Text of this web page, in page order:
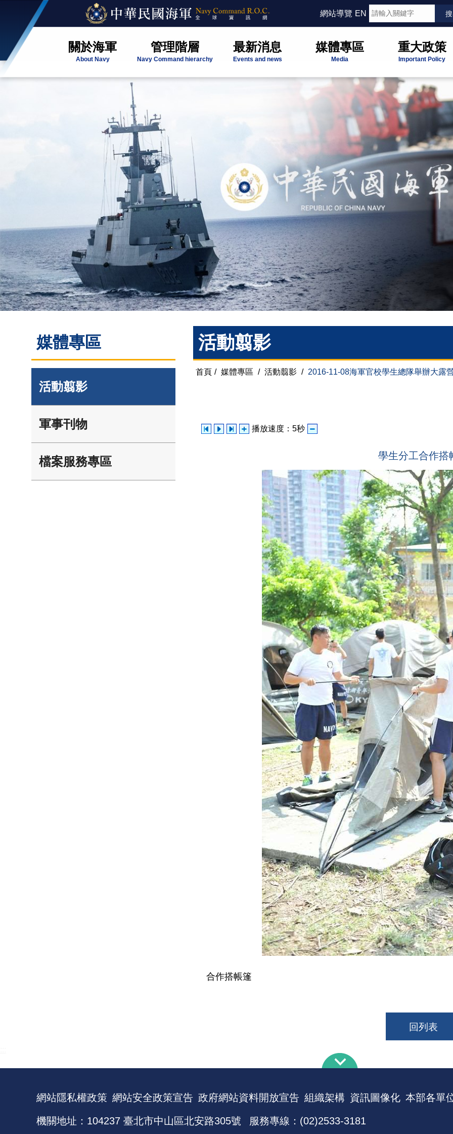
網站導覽 EN
關於海軍
About Navy
管理階層
Navy Command hierarchy
最新消息
Events and news
媒體專區
Media
重大政策
Important Policy
媒體專區
活動翦影
軍事刊物
檔案服務專區
活動翦影
首頁 / 媒體專區 / 活動翦影 / 2016-11-08海軍官校學生總隊舉辦大露
播放速度： 5秒
學生分工合作搭
合作搭帳篷
回列表
網站隱私權政策 網站安全政策宣告 政府網站資料開放宣告 組織架構 資訊圖像化 本部各單
機關地址：104237 臺北市中山區北安路305號 服務專線：(02)2533-3181